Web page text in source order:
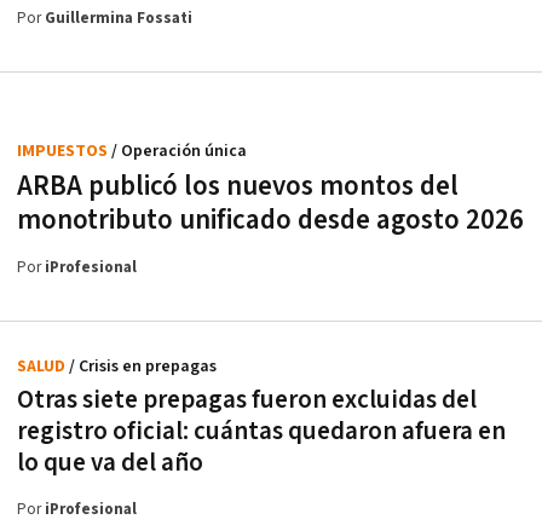
PorGuillermina Fossati
ARBA publicó los nuevos montos del
monotributo unificado desde agosto 2026
IMPUESTOS / Operación única
PoriProfesional
Otras siete prepagas fueron excluidas del
registro oficial: cuántas quedaron afuera en
lo que va del año
SALUD / Crisis en prepagas
PoriProfesional